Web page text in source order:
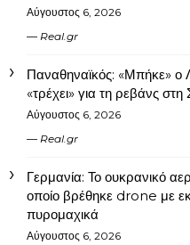
Αύγουστος 6, 2026
Real.gr
Παναθηναϊκός: «Μπήκε» ο
«τρέχει» για τη ρεβάνς στη
Αύγουστος 6, 2026
Real.gr
Γερμανία: Το ουκρανικό
οποίο βρέθηκε drone με
πυρομαχικά
Αύγουστος 6, 2026